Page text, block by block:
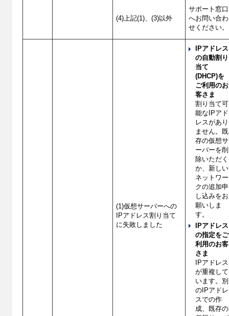
(4)上記(1)、(3)以外
サポート窓口
へお問い合わ
せください。
(1)仮想サーバーへの
IPアドレス割り当て
に失敗しました
IPアドレス
の自動割り
当て
(DHCP)を
ご利用のお
客さま
割り当て可
能なIPアド
レスがあり
ません。既
存の仮想サ
ーバーを削
除いただく
か、新しい
ネットワー
クの追加申
し込みをお
願いしま
す。
IPアドレス
の指定をご
利用のお客
さま
IPアドレス
が重複して
います。別
のIPアドレ
スでの作
成、既存の